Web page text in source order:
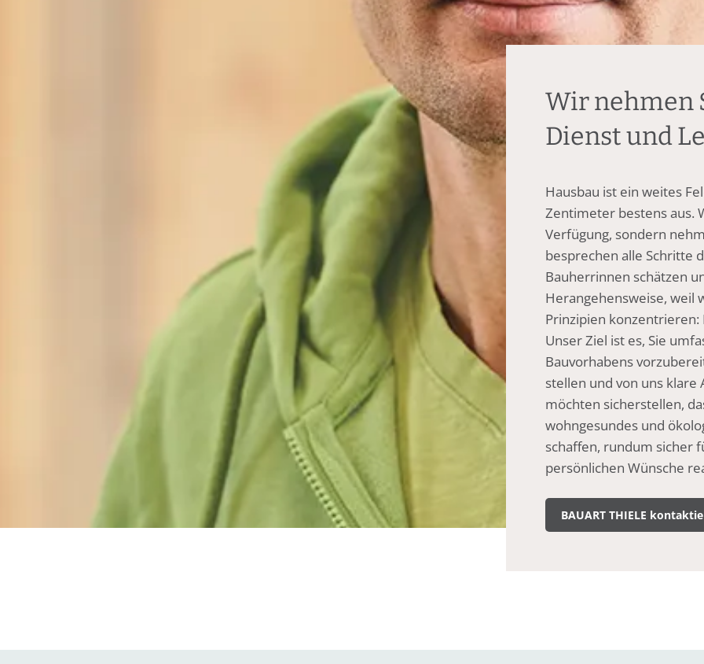
Wir nehmen
Dienst und
Hausbau ist ein weites
Zentimeter bestens aus.
Verfügung, sondern
besprechen alle Schritte
Bauherrinnen schätzen
Herangehensweise, weil
Prinzipien konzentrieren:
Unser Ziel ist es, Sie
Bauvorhabens
stellen und von uns
möchten sicherstellen,
wohngesundes und
schaffen, rundum sicher
persönlichen Wünsche
BAUART THIELE